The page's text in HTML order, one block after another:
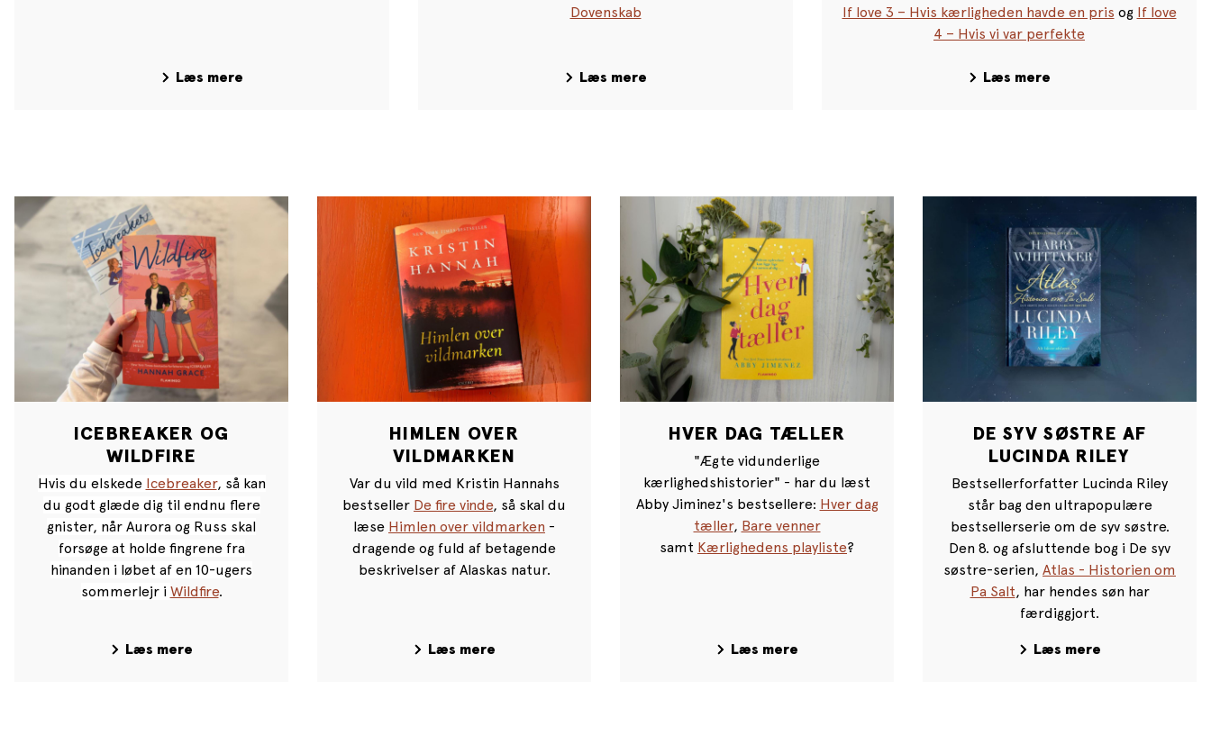
Læs mere
Dovenskab
Læs mere
If love 3 – Hvis kærligheden havde en pris og If love
4 – Hvis vi var perfekte
Læs mere
ICEBREAKER OG
WILDFIRE
Hvis du elskede Icebreaker, så kan
du godt glæde dig til endnu flere
gnister, når Aurora og Russ skal
forsøge at holde fingrene fra
hinanden i løbet af en 10-ugers
sommerlejr i Wildfire.
Læs mere
HIMLEN OVER
VILDMARKEN
Var du vild med Kristin Hannahs
bestseller De fire vinde, så skal du
læse Himlen over vildmarken -
dragende og fuld af betagende
beskrivelser af Alaskas natur.
Læs mere
HVER DAG TÆLLER
"Ægte vidunderlige
kærlighedshistorier" - har du læst
Abby Jiminez's bestsellere: Hver dag
tæller, Bare venner
samt Kærlighedens playliste?
Læs mere
DE SYV SØSTRE AF
LUCINDA RILEY
Bestsellerforfatter Lucinda Riley
står bag den ultrapopulære
bestsellerserie om de syv søstre.
Den 8. og afsluttende bog i De syv
søstre-serien, Atlas - Historien om
Pa Salt, har hendes søn har
færdiggjort.
Læs mere